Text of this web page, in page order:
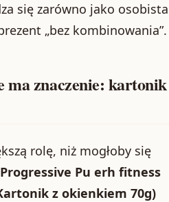
się zarówno jako osobista
„bez kombinowania”.
ma znaczenie: kartonik
rolę, niż mogłoby się
Progressive Pu erh fitness
z okienkiem 70g)